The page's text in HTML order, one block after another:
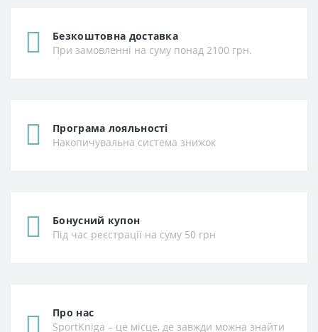
Безкоштовна доставка
При замовленні на суму понад 2100 грн.
Програма лояльності
Накопичувальна система знижок
Бонусний купон
Під час реєстрації на суму 50 грн
Про нас
SportKniga – це місце, де завжди можна знайти